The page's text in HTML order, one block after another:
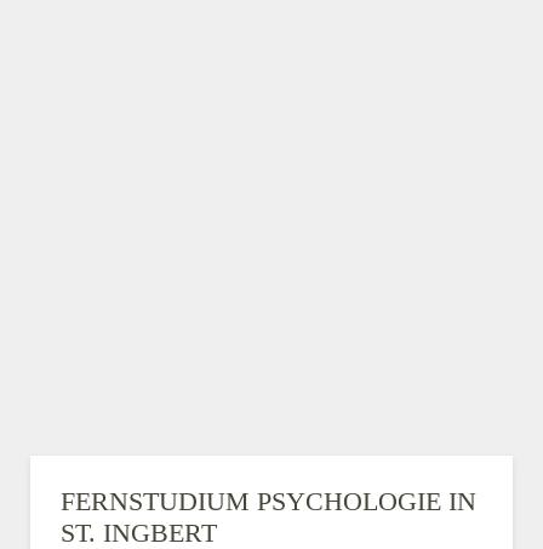
FERNSTUDIUM PSYCHOLOGIE IN
ST. INGBERT